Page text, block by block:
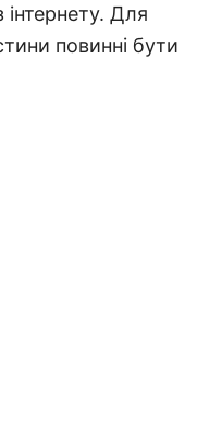
інтернету. Для
повинні бути